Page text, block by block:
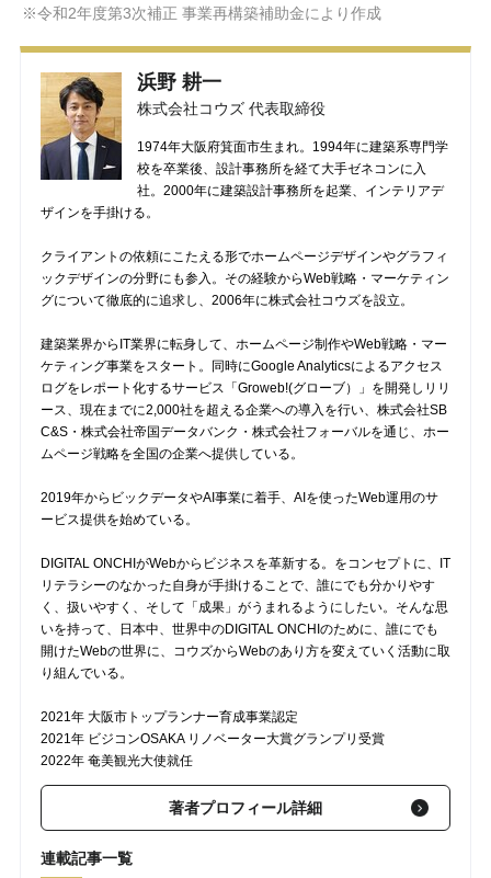
※令和2年度第3次補正 事業再構築補助金により作成
浜野 耕一
株式会社コウズ 代表取締役
1974年大阪府箕面市生まれ。1994年に建築系専門学
校を卒業後、設計事務所を経て大手ゼネコンに入
社。2000年に建築設計事務所を起業、インテリアデ
ザインを手掛ける。
クライアントの依頼にこたえる形でホームページデザインやグラフィ
ックデザインの分野にも参入。その経験からWeb戦略・マーケティン
グについて徹底的に追求し、2006年に株式会社コウズを設立。
建築業界からIT業界に転身して、ホームページ制作やWeb戦略・マー
ケティング事業をスタート。同時にGoogle Analyticsによるアクセス
ログをレポート化するサービス「Groweb!(グローブ）」を開発しリリ
ース、現在までに2,000社を超える企業への導入を行い、株式会社SB
C&S・株式会社帝国データバンク・株式会社フォーバルを通じ、ホー
ムページ戦略を全国の企業へ提供している。
2019年からビックデータやAI事業に着手、AIを使ったWeb運用のサ
ービス提供を始めている。
DIGITAL ONCHIがWebからビジネスを革新する。をコンセプトに、IT
リテラシーのなかった自身が手掛けることで、誰にでも分かりやす
く、扱いやすく、そして「成果」がうまれるようにしたい。そんな思
いを持って、日本中、世界中のDIGITAL ONCHIのために、誰にでも
開けたWebの世界に、コウズからWebのあり方を変えていく活動に取
り組んでいる。
2021年 大阪市トップランナー育成事業認定
2021年 ビジコンOSAKA リノベーター大賞グランプリ受賞
2022年 奄美観光大使就任
著者プロフィール詳細
連載記事一覧